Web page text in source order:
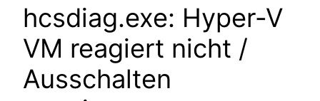
hcsdiag.exe: Hyper-V
VM reagiert nicht /
Ausschalten